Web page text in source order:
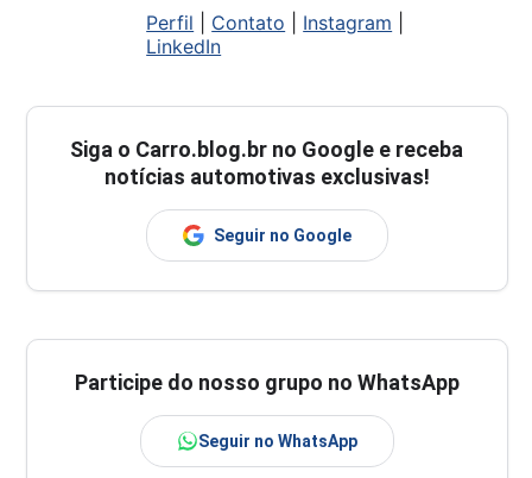
Perfil Contato Instagram
LinkedIn
Siga o Carro.blog.br no Google e receba
notícias automotivas exclusivas!
Seguir no Google
Participe do nosso grupo no WhatsApp
Seguir no WhatsApp